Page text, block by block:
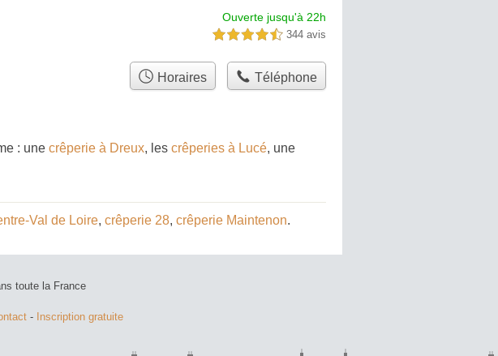
Ouverte jusqu'à 22h
4,5 étoiles sur 5 344 avis
Horaires Téléphone
: une crêperie à Dreux, les crêperies à Lucé, une
Val de Loire, crêperie 28, crêperie Maintenon.
toute la France
- Inscription gratuite